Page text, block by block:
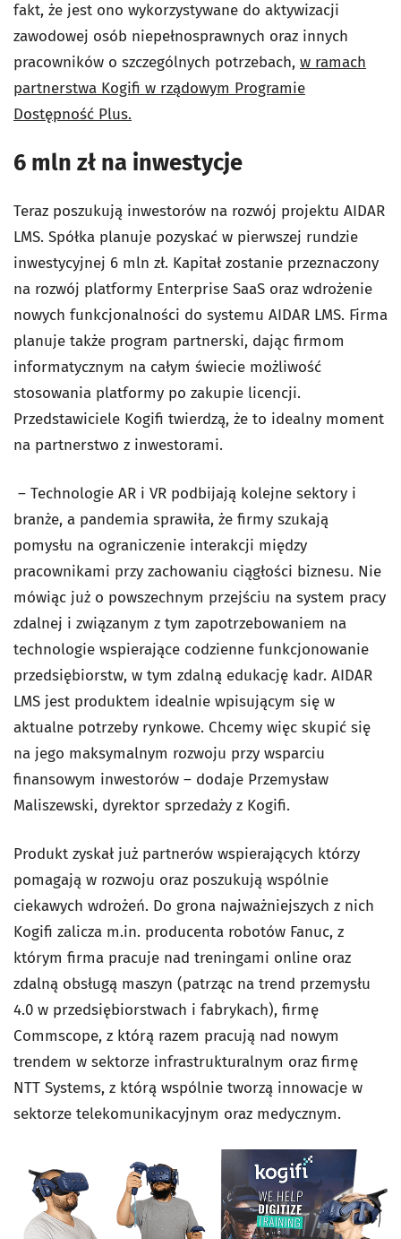
fakt, że jest ono wykorzystywane do aktywizacji
zawodowej osób niepełnosprawnych oraz innych
pracowników o szczególnych potrzebach, w ramach
partnerstwa Kogifi w rządowym Programie
Dostępność Plus.
6 mln zł na inwestycje
Teraz poszukują inwestorów na rozwój projektu AIDAR
LMS. Spółka planuje pozyskać w pierwszej rundzie
inwestycyjnej 6 mln zł. Kapitał zostanie przeznaczony
na rozwój platformy Enterprise SaaS oraz wdrożenie
nowych funkcjonalności do systemu AIDAR LMS. Firma
planuje także program partnerski, dając firmom
informatycznym na całym świecie możliwość
stosowania platformy po zakupie licencji.
Przedstawiciele Kogifi twierdzą, że to idealny moment
na partnerstwo z inwestorami.
– Technologie AR i VR podbijają kolejne sektory i
branże, a pandemia sprawiła, że firmy szukają
pomysłu na ograniczenie interakcji między
pracownikami przy zachowaniu ciągłości biznesu. Nie
mówiąc już o powszechnym przejściu na system pracy
zdalnej i związanym z tym zapotrzebowaniem na
technologie wspierające codzienne funkcjonowanie
przedsiębiorstw, w tym zdalną edukację kadr. AIDAR
LMS jest produktem idealnie wpisującym się w
aktualne potrzeby rynkowe. Chcemy więc skupić się
na jego maksymalnym rozwoju przy wsparciu
finansowym inwestorów – dodaje Przemysław
Maliszewski, dyrektor sprzedaży z Kogifi.
Produkt zyskał już partnerów wspierających którzy
pomagają w rozwoju oraz poszukują wspólnie
ciekawych wdrożeń. Do grona najważniejszych z nich
Kogifi zalicza m.in. producenta robotów Fanuc, z
którym firma pracuje nad treningami online oraz
zdalną obsługą maszyn (patrząc na trend przemysłu
4.0 w przedsiębiorstwach i fabrykach), firmę
Commscope, z którą razem pracują nad nowym
trendem w sektorze infrastrukturalnym oraz firmę
NTT Systems, z którą wspólnie tworzą innowacje w
sektorze telekomunikacyjnym oraz medycznym.